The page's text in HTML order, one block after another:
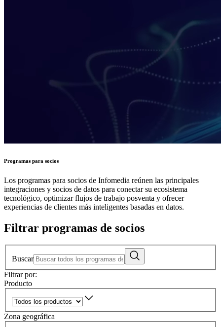
Programas para socios
Los programas para socios de Infomedia reúnen las principales
integraciones y socios de datos para conectar su ecosistema
tecnológico, optimizar flujos de trabajo posventa y ofrecer
experiencias de clientes más inteligentes basadas en datos.
Filtrar programas de socios
Buscar
Filtrar por:
Producto
Zona geográfica